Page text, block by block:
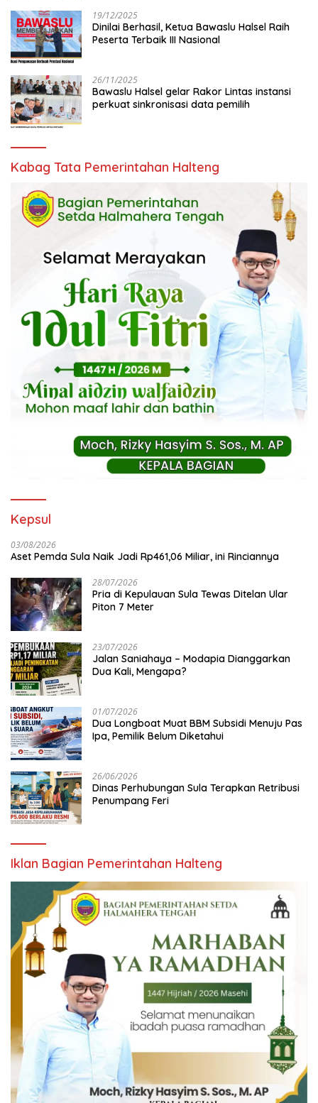
19/12/2025
Dinilai Berhasil, Ketua Bawaslu Halsel Raih
Peserta Terbaik III Nasional
26/11/2025
Bawaslu Halsel gelar Rakor Lintas instansi
perkuat sinkronisasi data pemilih
Kabag Tata Pemerintahan Halteng
Kepsul
03/08/2026
Aset Pemda Sula Naik Jadi Rp461,06 Miliar, ini Rinciannya
28/07/2026
Pria di Kepulauan Sula Tewas Ditelan Ular
Piton 7 Meter
23/07/2026
Jalan Saniahaya – Modapia Dianggarkan
Dua Kali, Mengapa?
01/07/2026
Dua Longboat Muat BBM Subsidi Menuju Pas
Ipa, Pemilik Belum Diketahui
26/06/2026
Dinas Perhubungan Sula Terapkan Retribusi
Penumpang Feri
Iklan Bagian Pemerintahan Halteng